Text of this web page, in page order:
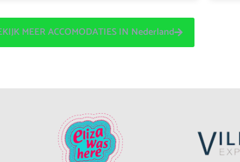
MEER ACCOMODATIES IN Nederland